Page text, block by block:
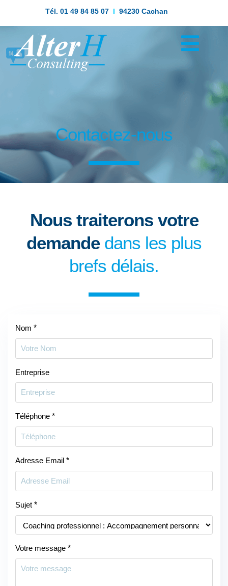
Tél. 01 49 84 85 07 I 94230 Cachan
Contactez-nous
Nous traiterons votre
demande dans les plus
brefs délais.
Nom *
Entreprise
Téléphone *
Adresse Email *
Sujet *
Votre message *